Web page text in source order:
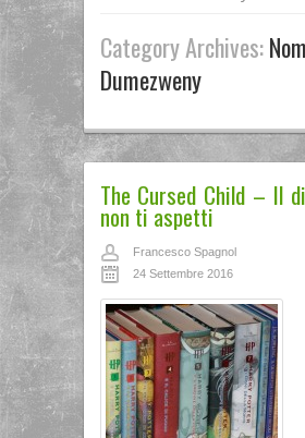
Category Archives:
Dumezweny
The Cursed Child – Il
non ti aspetti
Francesco Spagnol
24 Settembre 2016